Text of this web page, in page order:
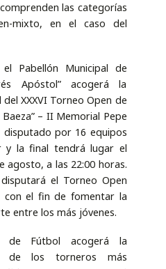
las categorías
mixto, en el caso del
Pabellón Municipal de
Apóstol” acogerá la
XXXVI Torneo Open de
– II Memorial Pepe
disputado por 16 equipos
y la final tendrá lugar el
agosto, a las 22:00 horas.
el Torneo Open
con el fin de fomentar la
entre los más jóvenes.
de Fútbol acogerá la
de los torneros más